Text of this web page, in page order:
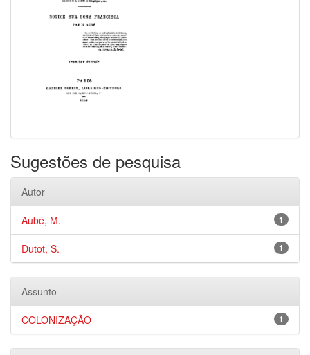
Sugestões de pesquisa
Autor
1
Aubé, M.
1
Dutot, S.
Assunto
1
COLONIZAÇÃO